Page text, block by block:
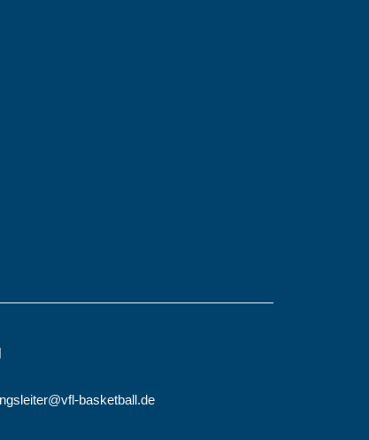
basketball.de